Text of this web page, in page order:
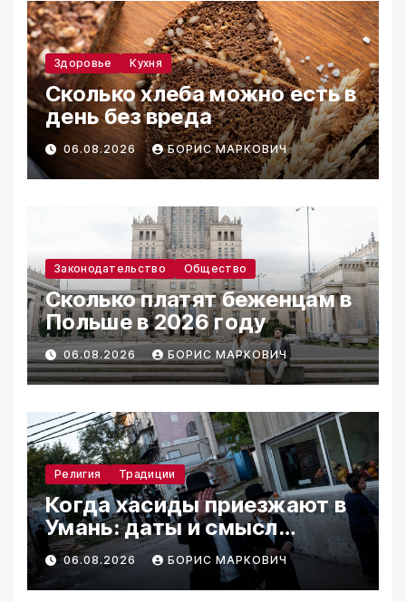
Здоровье Кухня
Сколько хлеба можно есть в
день без вреда
06.08.2026 БОРИС МАРКОВИЧ
Законодательство Общество
Сколько платят беженцам в
Польше в 2026 году
06.08.2026 БОРИС МАРКОВИЧ
Религия Традиции
Когда хасиды приезжают в
Умань: даты и смысл
паломничества
06.08.2026 БОРИС МАРКОВИЧ